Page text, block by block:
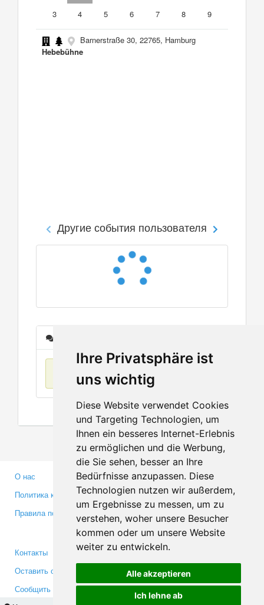
Ihre Privatsphäre ist
uns wichtig
Diese Website verwendet Cookies
und Targeting Technologien, um
Ihnen ein besseres Internet-Erlebnis
zu ermöglichen und die Werbung,
die Sie sehen, besser an Ihre
Bedürfnisse anzupassen. Diese
Technologien nutzen wir außerdem,
um Ergebnisse zu messen, um zu
verstehen, woher unsere Besucher
kommen oder um unsere Website
weiter zu entwickeln.
Alle akzeptieren
Ich lehne ab
3
4 5 6 7 8 9
Barnerstraße 30, 22765, Hamburg
Hebebühne
Другие события пользователя
О нас
Политика конфиденциальности
Правила пользования
Партнерам
Инвесторам
Медиа
Контакты
Оставить отзыв
Сообщить об ошибке
Facebook
Twitter
YouTube